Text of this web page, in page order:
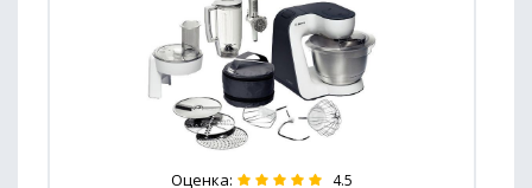
Оценка: 4.5